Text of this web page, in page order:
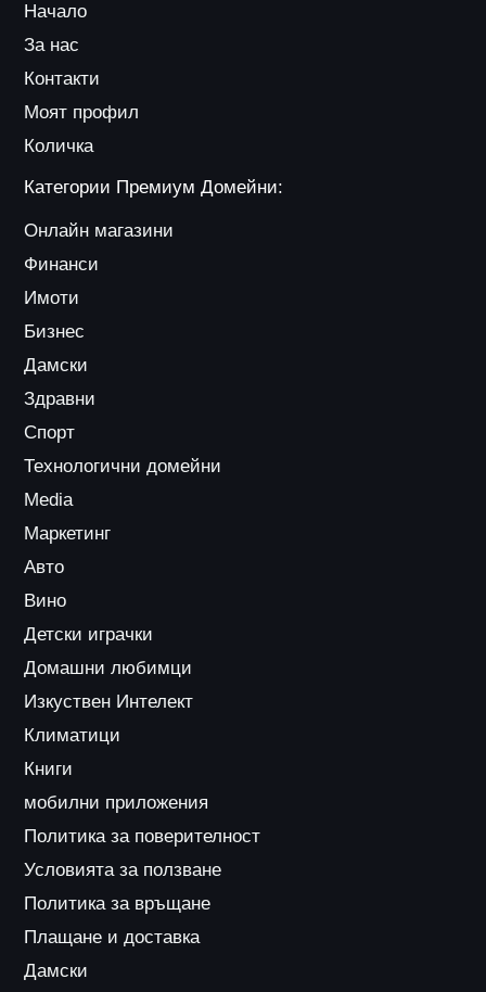
Начало
За нас
Контакти
Моят профил
Количка
Категории Премиум Домейни:
Онлайн магазини
Финанси
Имоти
Бизнес
Дамски
Здравни
Спорт
Технологични домейни
Media
Маркетинг
Авто
Вино
Детски играчки
Домашни любимци
Изкуствен Интелект
Климатици
Книги
мобилни приложения
Политика за поверителност
Условията за ползване
Политика за връщане
Плащане и доставка
Дамски